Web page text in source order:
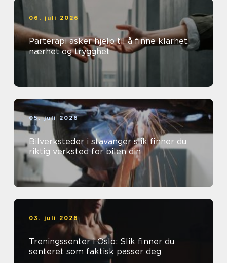
06. juli 2026
Parterapi asker hjelp til å finne klarhet,
nærhet og trygghet
05. juli 2026
Bilverksteder i stavanger slik finner du
riktig verksted for bilen din
03. juli 2026
Treningssenter i Oslo: Slik finner du
senteret som faktisk passer deg